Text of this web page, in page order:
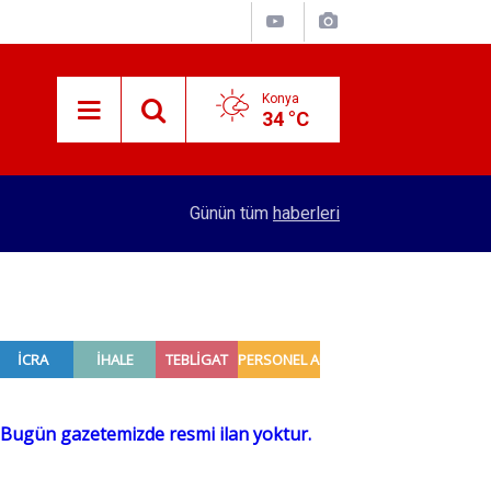
Konya
34 °C
Konyalı patron 70 bin TL maaşla personel
Günün tüm haberleri